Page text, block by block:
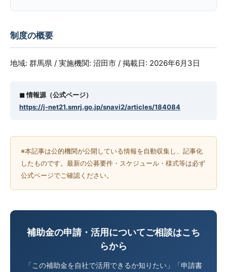
制度の概要
地域: 群馬県 / 実施機関: 沼田市 / 掲載日: 2026年6月3日
◼︎ 情報源（公式ページ）
https://j-net21.smrj.go.jp/snavi2/articles/184084
※本記事は公的機関が公開している情報を自動収集し、記事化
したものです。最新の公募要件・スケジュール・様式等は必ず
公式ページでご確認ください。
補助金の申請・活用についてご相談はこち
らから
「この補助金を自社で活用できるか知りたい」「申請書